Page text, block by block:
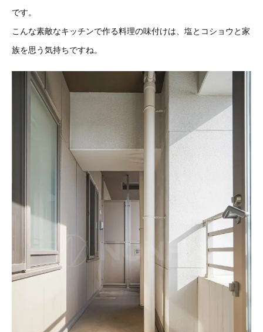
です。
こんな素敵なキッチンで作る料理の味付けは、塩とコショウと家
族を思う気持ちですね。